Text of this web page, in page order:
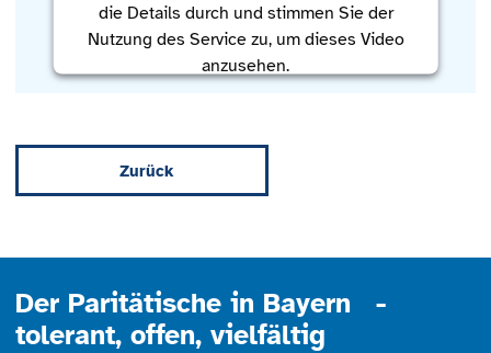
die Details durch und stimmen Sie der
Nutzung des Service zu, um dieses Video
anzusehen.
Management Platform
Zurück
Der Paritätische in Bayern -
tolerant, offen, vielfältig